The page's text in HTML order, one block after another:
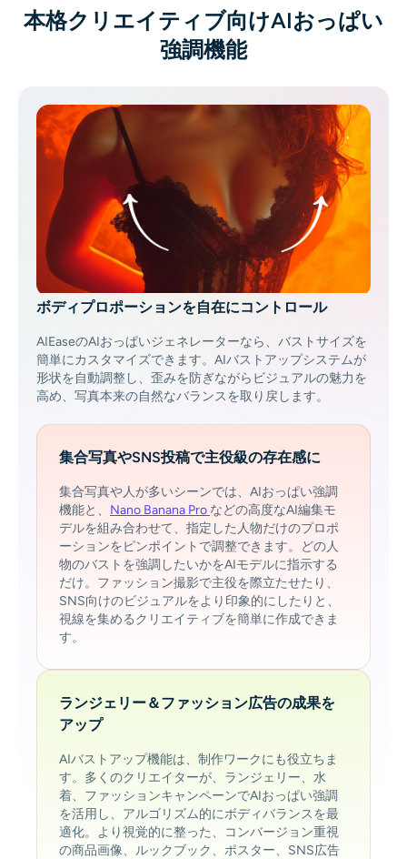
ヘッドショットジェネレータープロ
パスポート写真メーカー
ビデオツール
ビデオエフェクト
ビデオエンハンサー
動画ウォーターマーク削除ツール
本格クリエイティブ向けAIおっぱい
強調機能
ボディプロポーションを自在にコントロール
AIEaseのAIおっぱいジェネレーターなら、バストサイズを
簡単にカスタマイズできます。AIバストアップシステムが
形状を自動調整し、歪みを防ぎながらビジュアルの魅力を
高め、写真本来の自然なバランスを取り戻します。
集合写真やSNS投稿で主役級の存在感に
集合写真や人が多いシーンでは、AIおっぱい強調
機能と、 Nano Banana Pro などの高度なAI編集モ
デルを組み合わせて、指定した人物だけのプロポ
ーションをピンポイントで調整できます。どの人
物のバストを強調したいかをAIモデルに指示する
だけ。ファッション撮影で主役を際立たせたり、
SNS向けのビジュアルをより印象的にしたりと、
視線を集めるクリエイティブを簡単に作成できま
す。
ランジェリー＆ファッション広告の成果を
アップ
AIバストアップ機能は、制作ワークにも役立ちま
す。多くのクリエイターが、ランジェリー、水
着、ファッションキャンペーンでAIおっぱい強調
を活用し、アルゴリズム的にボディバランスを最
適化。より視覚的に整った、コンバージョン重視
の商品画像、ルックブック、ポスター、SNS広告